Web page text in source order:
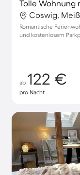
Coswig,
Romantische
und kostenlosem
ab 122 €
pro Nacht